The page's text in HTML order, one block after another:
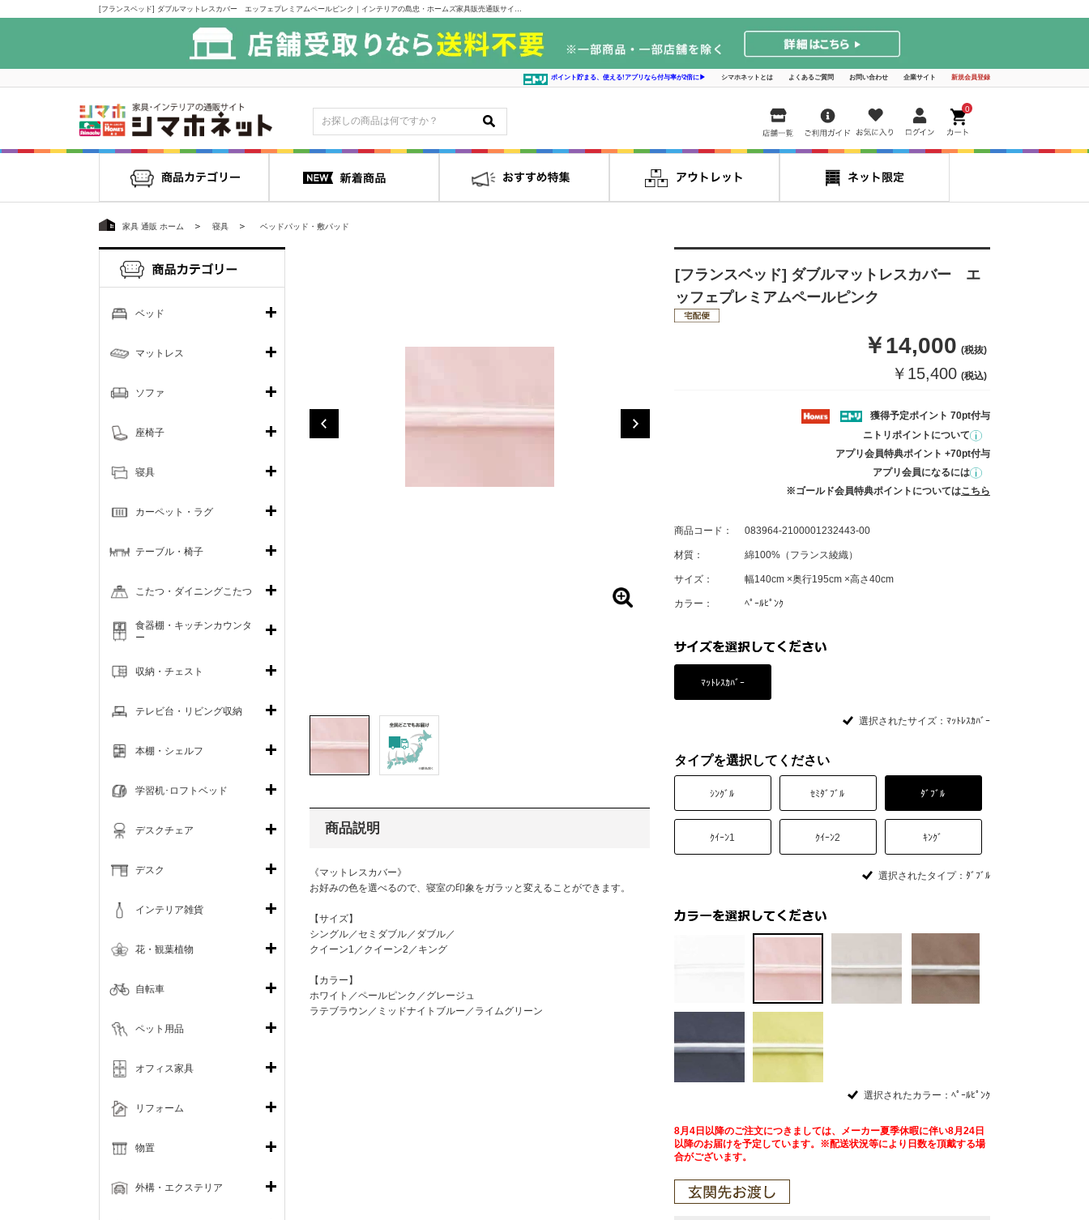
[フランスベッド] ダブルマットレスカバー エッフェプレミアムペールピンク｜インテリアの島忠・ホームズ家具販売通販サイト シマホネット
ポイント貯まる、使える!アプリなら付与率が2倍に▶ シマホネットとは よくあるご質問 お問い合わせ 企業サイト 新規会員登録
0
家具 通販 ホーム 寝具 ベッドパッド・敷パッド
商品説明
《マットレスカバー》
お好みの色を選べるので、寝室の印象をガラッと変えることができます。
【サイズ】
シングル／セミダブル／ダブル／
クイーン1／クイーン2／キング
【カラー】
ホワイト／ペールピンク／グレージュ
ラテブラウン／ミッドナイトブルー／ライムグリーン
[フランスベッド] ダブルマットレスカバー エ
ッフェプレミアムペールピンク
￥14,000 (税抜)
￥15,400 (税込)
獲得予定ポイント 70pt付与
ニトリポイントについて
アプリ会員特典ポイント +70pt付与
アプリ会員になるには
※ゴールド会員特典ポイントについてはこちら
商品コード： 083964-2100001232443-00
材質： 綿100%（フランス綾織）
サイズ： 幅140cm ×奥行195cm ×高さ40cm
カラー： ﾍﾟｰﾙﾋﾟﾝｸ
ﾏｯﾄﾚｽｶﾊﾞｰ
選択されたサイズ：ﾏｯﾄﾚｽｶﾊﾞｰ
タイプを選択してください
ｼﾝｸﾞﾙ ｾﾐﾀﾞﾌﾞﾙ ﾀﾞﾌﾞﾙ
ｸｲｰﾝ1 ｸｲｰﾝ2 ｷﾝｸﾞ
選択されたタイプ：ﾀﾞﾌﾞﾙ
選択されたカラー：ﾍﾟｰﾙﾋﾟﾝｸ
8月4日以降のご注文につきましては、メーカー夏季休暇に伴い8月24日
以降のお届けを予定しています。※配送状況等により日数を頂戴する場
合がございます。
ベッド
マットレス
ソファ
寝具
座椅子
カーペット・ラグ
テーブル・椅子
こたつ・ダイニングこたつ
食器棚・キッチンカウンタ
ー
収納・チェスト
テレビ台・リビング収納
本棚・シェルフ
学習机･ロフトベッド
デスクチェア
デスク
インテリア雑貨
花・観葉植物
自転車
ペット用品
オフィス家具
リフォーム
物置
外構・エクステリア